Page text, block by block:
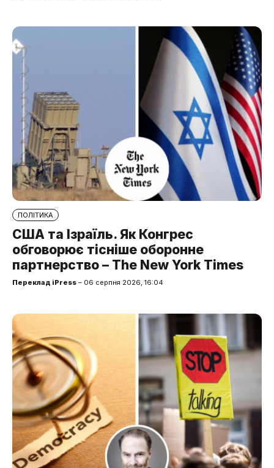
ПОЛІТИКА
США та Ізраїль. Як Конгрес
обговорює тісніше оборонне
партнерство – The New York Times
Переклад iPress – 06 серпня 2026, 16:04